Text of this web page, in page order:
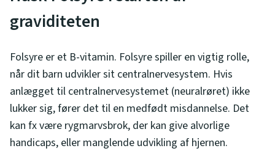
graviditeten
Folsyre er et B-vitamin. Folsyre spiller en vigtig rolle,
når dit barn udvikler sit centralnervesystem. Hvis
anlægget til centralnervesystemet (neuralrøret) ikke
lukker sig, fører det til en medfødt misdannelse. Det
kan fx være rygmarvsbrok, der kan give alvorlige
handicaps, eller manglende udvikling af hjernen.